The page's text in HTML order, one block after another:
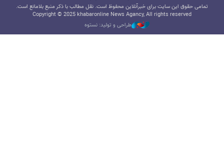
تمامی حقوق این سایت برای خبرآنلاین محفوظ است. نقل مطالب با ذکر منبع بلامانع است.
Copyright © 2025 khabaronline News Agancy, All rights reserved
طراحی و تولید: نستوه